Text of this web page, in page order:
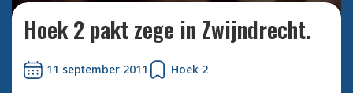
Hoek 2 pakt zege in Zwijndrecht.
11 september 2011 Hoek 2